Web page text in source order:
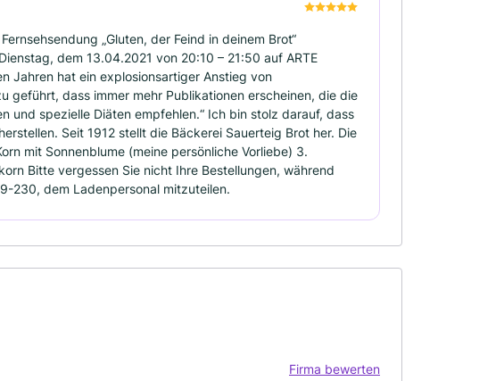
„Gluten, der Feind in deinem Brot“
dem 13.04.2021 von 20:10 – 21:50 auf ARTE
Jahren hat ein explosionsartiger Anstieg von
geführt, dass immer mehr Publikationen erscheinen, die die
und spezielle Diäten empfehlen.“ Ich bin stolz darauf, dass
Seit 1912 stellt die Bäckerei Sauerteig Brot her. Die
mit Sonnenblume (meine persönliche Vorliebe) 3.
Bitte vergessen Sie nicht Ihre Bestellungen, während
230, dem Ladenpersonal mitzuteilen.
Firma bewerten